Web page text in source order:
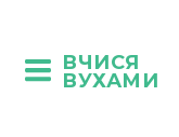
ВЧИСЯ
ВУХАМИ